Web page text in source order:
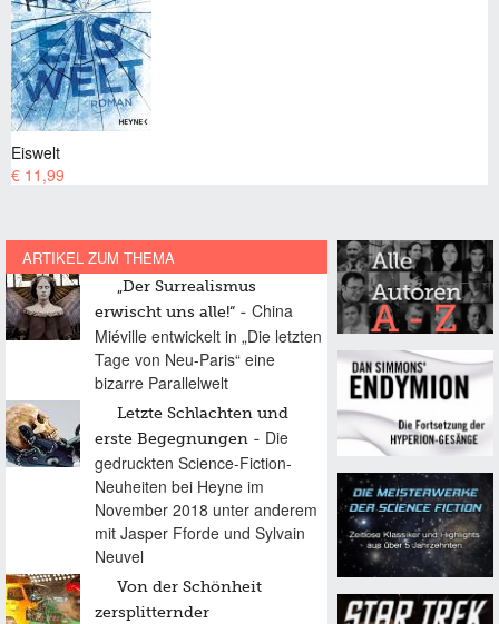
Eiswelt
€ 11,99
ARTIKEL ZUM THEMA
„Der Surrealismus
erwischt uns alle!“
China
Miéville entwickelt in „Die letzten
Tage von Neu-Paris“ eine
bizarre Parallelwelt
Letzte Schlachten und
erste Begegnungen
Die
gedruckten Science-Fiction-
Neuheiten bei Heyne im
November 2018 unter anderem
mit Jasper Fforde und Sylvain
Neuvel
Von der Schönheit
zersplitternder